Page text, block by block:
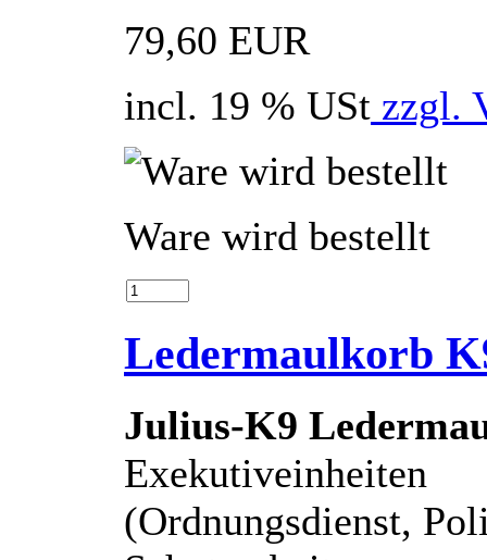
79,60 EUR
incl. 19 % USt zzgl.
Ware wird bestellt
Ledermaulkorb
Julius-K9
Exekutiveinheiten
(Ordnungsdienst,